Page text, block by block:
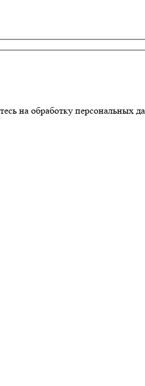
на обработку персональных